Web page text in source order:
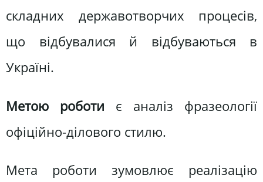
складних державотворчих процесів,
що відбувалися й відбуваються в
Україні.
Метою роботи є аналіз фразеології
офіційно-ділового стилю.
Мета роботи зумовлює реалізацію